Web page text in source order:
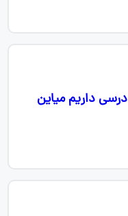
داریم میاین